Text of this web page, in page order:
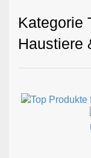
Kategorie
Haustiere